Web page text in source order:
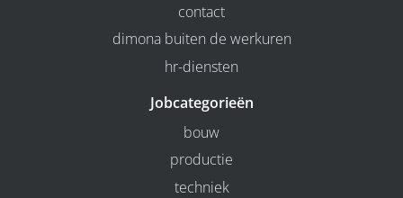
contact
dimona buiten de werkuren
hr-diensten
Jobcategorieën
bouw
productie
techniek